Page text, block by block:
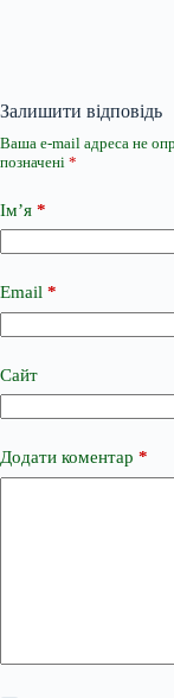
Залишити відповідь
Ваша e-mail адреса не
позначені *
Ім’я *
Email *
Сайт
Додати коментар *